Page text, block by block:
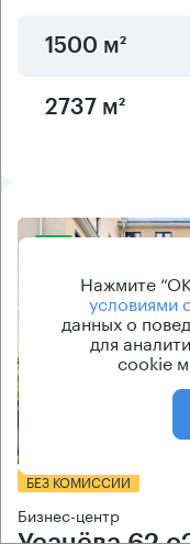
1500 м²
2737 м²
БЕЗ КОМИССИИ
Бизнес-центр
Нажмите
условиями
данных о
для
cookie